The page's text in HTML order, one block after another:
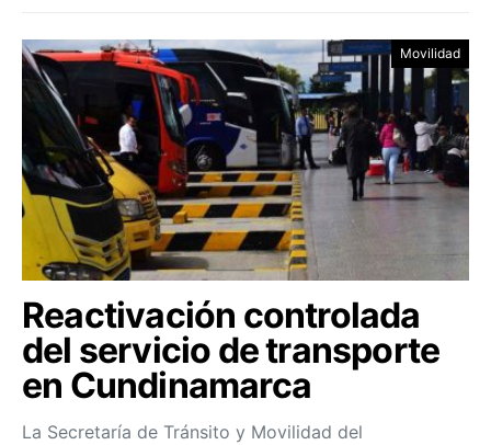
Movilidad
Reactivación controlada
del servicio de transporte
en Cundinamarca
La Secretaría de Tránsito y Movilidad del